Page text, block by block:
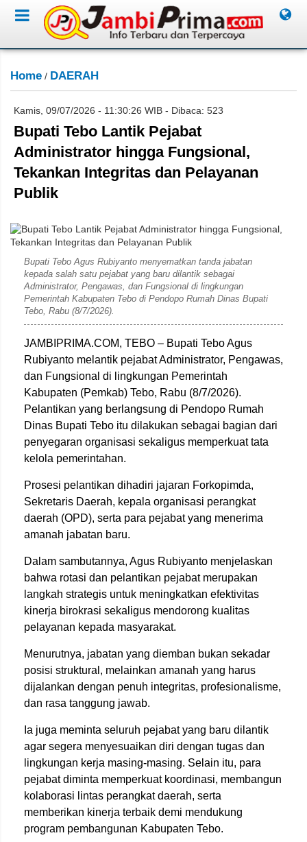
Home / DAERAH
Kamis, 09/07/2026 - 11:30:26 WIB - Dibaca: 523
Bupati Tebo Lantik Pejabat
Administrator hingga Fungsional,
Tekankan Integritas dan Pelayanan
Publik
Bupati Tebo Agus Rubiyanto menyematkan tanda jabatan
kepada salah satu pejabat yang baru dilantik sebagai
Administrator, Pengawas, dan Fungsional di lingkungan
Pemerintah Kabupaten Tebo di Pendopo Rumah Dinas Bupati
Tebo, Rabu (8/7/2026).
JAMBIPRIMA.COM, TEBO – Bupati Tebo Agus
Rubiyanto melantik pejabat Administrator, Pengawas,
dan Fungsional di lingkungan Pemerintah
Kabupaten (Pemkab) Tebo, Rabu (8/7/2026).
Pelantikan yang berlangsung di Pendopo Rumah
Dinas Bupati Tebo itu dilakukan sebagai bagian dari
penyegaran organisasi sekaligus memperkuat tata
kelola pemerintahan.
Prosesi pelantikan dihadiri jajaran Forkopimda,
Sekretaris Daerah, kepala organisasi perangkat
daerah (OPD), serta para pejabat yang menerima
amanah jabatan baru.
Dalam sambutannya, Agus Rubiyanto menjelaskan
bahwa rotasi dan pelantikan pejabat merupakan
langkah strategis untuk meningkatkan efektivitas
kinerja birokrasi sekaligus mendorong kualitas
pelayanan kepada masyarakat.
Menurutnya, jabatan yang diemban bukan sekadar
posisi struktural, melainkan amanah yang harus
dijalankan dengan penuh integritas, profesionalisme,
dan rasa tanggung jawab.
Ia juga meminta seluruh pejabat yang baru dilantik
agar segera menyesuaikan diri dengan tugas dan
lingkungan kerja masing-masing. Selain itu, para
pejabat diminta memperkuat koordinasi, membangun
kolaborasi lintas perangkat daerah, serta
memberikan kinerja terbaik demi mendukung
program pembangunan Kabupaten Tebo.